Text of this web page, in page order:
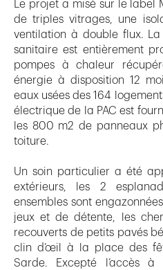
Le projet a misé sur le
de triples vitrages, une
ventilation à double flux. La
sanitaire est entièrement
pompes à chaleur
énergie à disposition 12
eaux usées des 164
électrique de la PAC est
les 800 m2 de panneaux
toiture.
Un soin particulier a été
extérieurs, les 2
ensembles sont
jeux et de détente, les
recouverts de petits pavés
clin d’œil à la place des
Sarde. Excepté l’accès à